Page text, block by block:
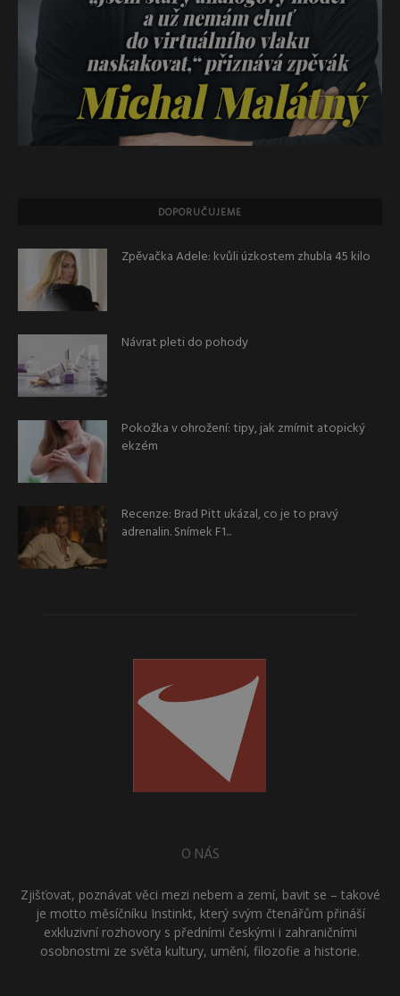
DOPORUČUJEME
Zpěvačka Adele: kvůli úzkostem zhubla 45 kilo
Návrat pleti do pohody
Pokožka v ohrožení: tipy, jak zmírnit atopický
ekzém
Recenze: Brad Pitt ukázal, co je to pravý
adrenalin. Snímek F1...
O NÁS
Zjišťovat, poznávat věci mezi nebem a zemí, bavit se – takové
je motto měsíčníku Instinkt, který svým čtenářům přináší
exkluzivní rozhovory s předními českými i zahraničními
osobnostmi ze světa kultury, umění, filozofie a historie.